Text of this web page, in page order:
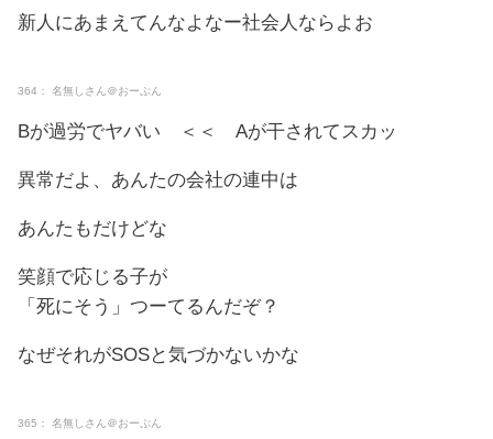
新人にあまえてんなよなー社会人ならよお
364： 名無しさん＠おーぷん
Bが過労でヤバい ＜＜ Aが干されてスカッ
異常だよ、あんたの会社の連中は
あんたもだけどな
笑顔で応じる子が
「死にそう」つーてるんだぞ？
なぜそれがSOSと気づかないかな
365： 名無しさん＠おーぷん